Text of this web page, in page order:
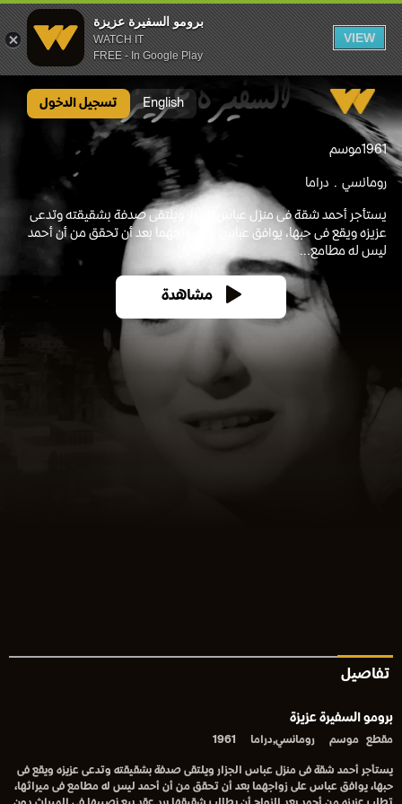
برومو السفيرة عزيزة
WATCH IT
FREE - In Google Play
VIEW
English تسجيل الدخول
1961موسم
رومانسي دراما
يستأجر أحمد شقة فى منزل عباس الجزار ويلتقى صدفة بشقيقته وتدعى
عزيزه ويقع فى حبها، يوافق عباس على زواجهما بعد أن تحقق من أن أحمد
ليس له مطامع...
مشاهدة
تفاصيل
برومو السفيرة عزيزة
مقطع موسم رومانسي,دراما 1961
يستأجر أحمد شقة فى منزل عباس الجزار ويلتقى صدفة بشقيقته وتدعى عزيزه ويقع فى
حبها، يوافق عباس على زواجهما بعد أن تحقق من أن أحمد ليس له مطامع فى ميراثها،